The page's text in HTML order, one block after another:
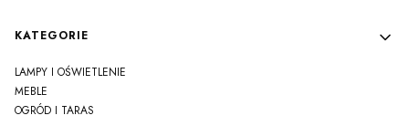
Linki w stopce
KATEGORIE
LAMPY I OŚWIETLENIE
MEBLE
OGRÓD I TARAS